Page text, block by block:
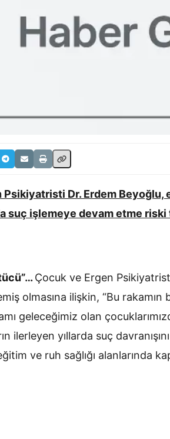
Psikiyatristi Dr. Erdem Beyoğlu,
suç işlemeye devam etme riski
Çocuk ve Ergen
olmasına ilişkin, “Bu
geleceğimiz olan
ilerleyen yıllarda suç
ve ruh sağlığı alanlarında